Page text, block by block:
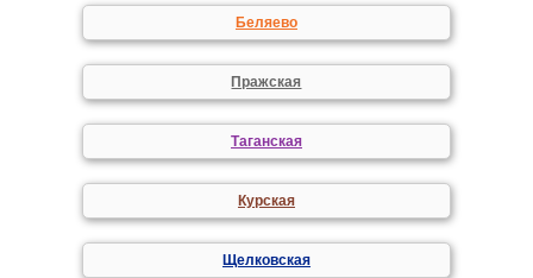
Беляево
Пражская
Таганская
Курская
Щелковская